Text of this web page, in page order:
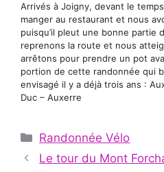
Arrivés à Joigny, devant le
manger au restaurant et nous
puisqu’il pleut une bonne partie
reprenons la route et nous
arrêtons pour prendre un pot
portion de cette randonnée qui
envisagé il y a déjà trois ans :
Duc – Auxerre
Catégories
Randonnée Vélo
Le tour du Mont